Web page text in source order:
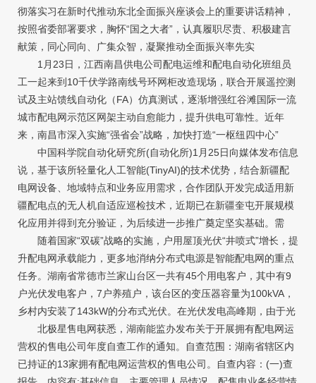
彻落实习在新时代推动东北全面振兴座谈会上的重要讲话精神，
按照省委部署要求，胸怀“国之大者”，认真履职尽责、积极建言
献策，同心同向、广集众智，凝聚推动全面振兴率先实
1月23日，江西南昌供电公司配电运维和配电自动化班组员
工一起来到10千伏学路南线号环网柜改造现场，联合开展遥控测
试及主站馈线自动化（FA）仿真测试，逐渐增强红谷滩国际一流
城市配电网示范区网架主动自愈能力，提升供电可靠性。近年
来，南昌市深入实施“强省会”战略，加快打造“一枢纽四中心”
中国科学院自动化研究所(自动化所)1月25日向媒体发布信息
说，基于该所轻量化人工智能(TinyAI)的技术优势，结合新疆配
电网设备、地域特点和业务应用需求，合作团队开发完成适用新
疆配电点的无人机自适应巡检技术，近期已在新疆奎屯开展规模
化应用并得到充分验证，为后续进一步推广奠定坚实基础。需
随着国家“双碳”战略的实施，户用屋顶光伏“井喷式”增长，提
升配电网承载能力，更多地消纳分布式电源是智能配电网的重点
任务。湖南省常德市兰家山台区一共有45个用电客户，其中有9
户光伏发电客户，7户养殖户，该台区的变压器容量为100kVA，
乡村内安装了143kW的分布式光伏。在光伏发电高峰期，由于光
北极星售电网获悉，湖南能监办发布关于开展拥有配电网运
营权的售电公司年度自查工作的通知。自查范围：湖南省辖区内
已持证的13家拥有配电网运营权的售电公司。自查内容：(一)查